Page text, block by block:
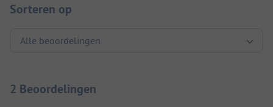
Sorteren op
2 Beoordelingen